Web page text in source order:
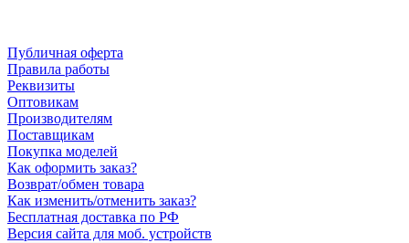
Публичная оферта
Правила работы
Реквизиты
Оптовикам
Производителям
Поставщикам
Покупка моделей
Как оформить заказ?
Возврат/обмен товара
Как изменить/отменить заказ?
Бесплатная доставка по РФ
Версия сайта для моб. устройств